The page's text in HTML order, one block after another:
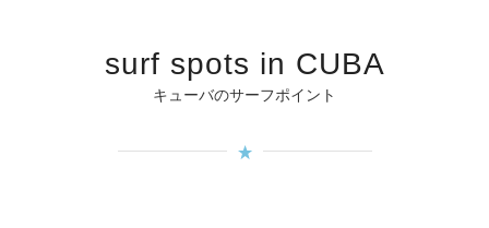
surf spots in CUBA
キューバのサーフポイント